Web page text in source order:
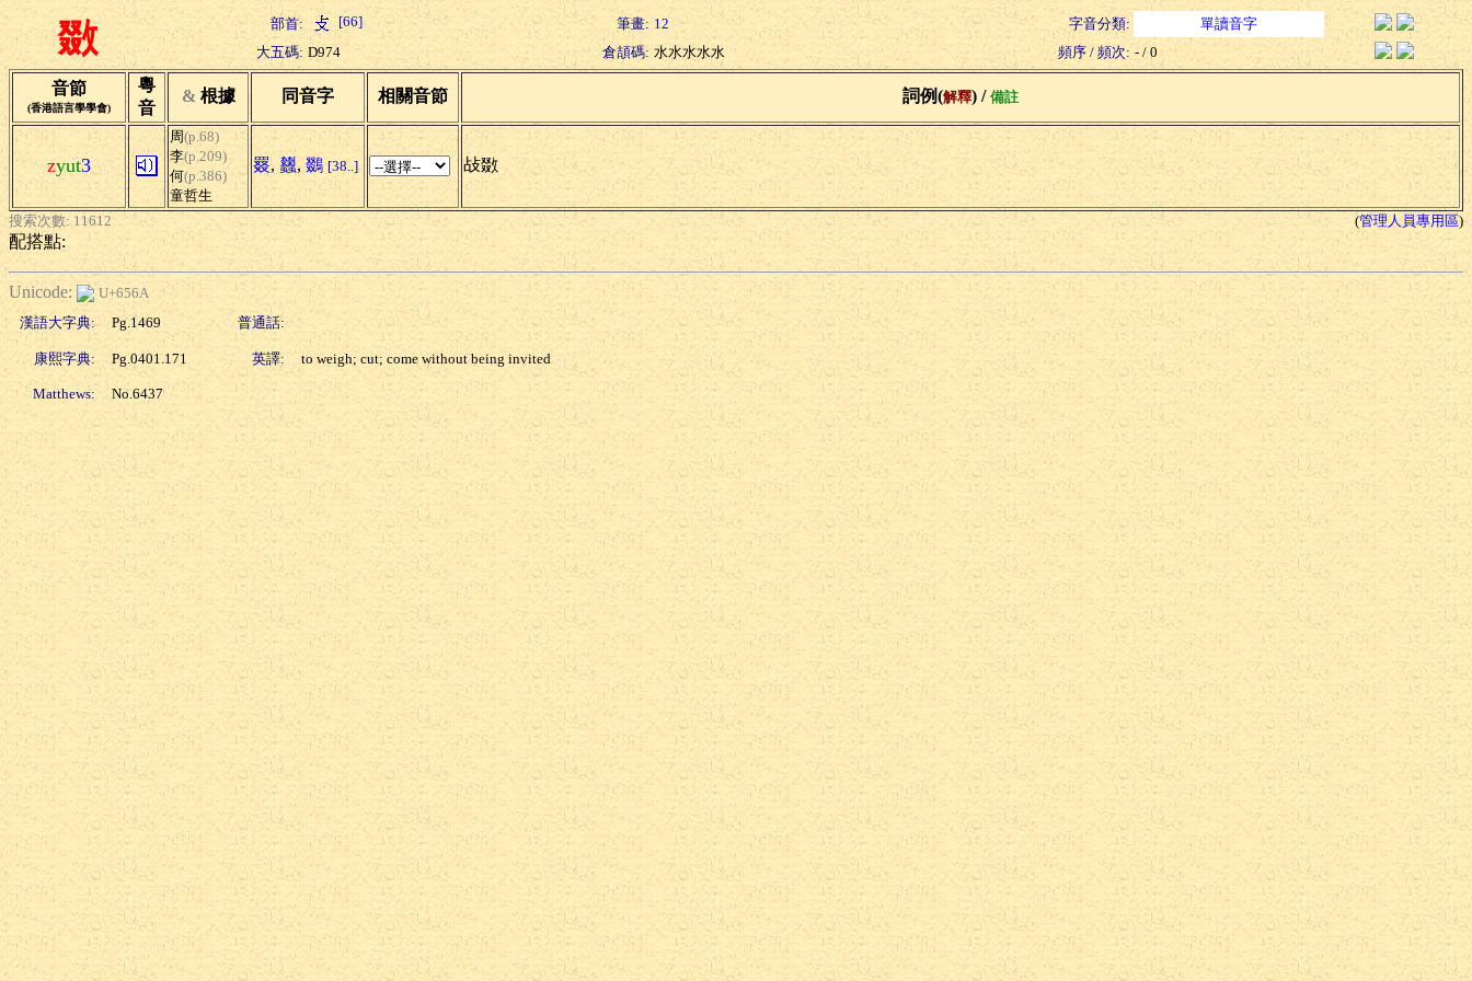
敪 部首: [66] 筆畫: 12 字音分類:
單讀音字
大五碼: D974 倉頡碼: 水水水水水 頻序 / 頻次: - / 0
音節
(香港語言學學會)
粵
音
& 根據 同音字 相關音節 詞例(解釋) / 備註
zyut3
周(p.68)
李(p.209)
何(p.386)
童哲生
罬, 蠿, 鵽 [38..] 敁敪
搜索次數: 11612 (管理人員專用區)
配搭點:
Unicode:
U+656A
漢語大字典:
Pg.1469 普通話:
康熙字典: Pg.0401.171 英譯: to weigh; cut; come without being invited
Matthews: No.6437